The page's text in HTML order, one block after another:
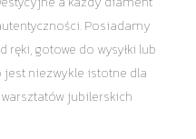
Posiadamy
gotowe do wysyłki lub
niezwykle istotne dla
jubilerskich